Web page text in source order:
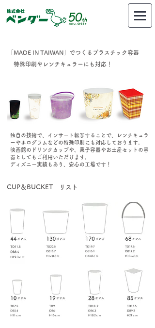
​「MADE IN TAIWAN」でつくるプラスチック容器
特殊印刷やレンチキュラーにも対応！
独自の技術で、 インサート転写することで、レンチキュラ
ーやホログラムなどの特殊印刷にも対応しております。
​映画館のドリンクカップや、菓子容器やお土産セットの容
器としてもご利用いただけます。
​ディズニー実績もあり、安心の工場です！
​CUP＆BUCKET リスト